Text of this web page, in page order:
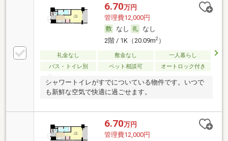
6.70万円
管理費12,000円
なし
なし
2階 / 1K（20.09m2）
礼金なし 敷金なし
一人暮らし
バス・トイレ別
ペット相談可 オートロック付き
シャワートイレがすでについている物件です。いつで
も新鮮な空気で快適に過ごせます。
6.70万円
管理費12,000円